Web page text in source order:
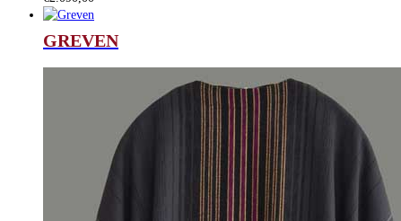
GREVEN